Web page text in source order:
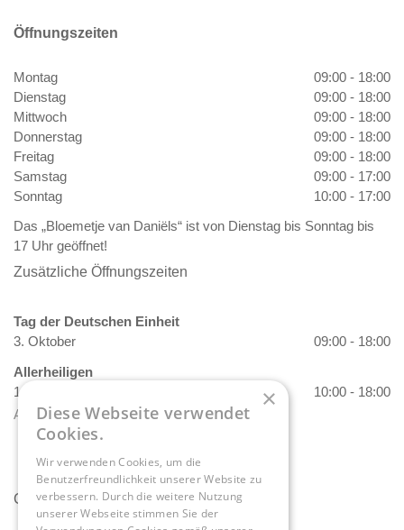
Öffnungszeiten
Montag
09:00 - 18:00
Dienstag
09:00 - 18:00
Mittwoch
09:00 - 18:00
Donnerstag
09:00 - 18:00
Freitag
09:00 - 18:00
Samstag
09:00 - 17:00
Sonntag
10:00 - 17:00
Das „Bloemetje van Daniëls“ ist von Dienstag bis Sonntag bis
17 Uhr geöffnet!
Zusätzliche Öffnungszeiten
Tag der Deutschen Einheit
3. Oktober
09:00 - 18:00
Allerheiligen
1. November
10:00 - 18:00
Alle Öffnungszeiten anzeigen
Contact
×
Diese Webseite verwendet
Cookies.
Wir verwenden Cookies, um die
Benutzerfreundlichkeit unserer Website zu
verbessern. Durch die weitere Nutzung
unserer Webseite stimmen Sie der